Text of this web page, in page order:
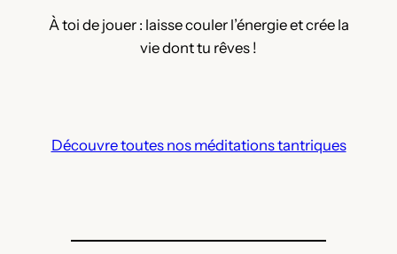
À toi de jouer : laisse couler l’énergie et crée la
vie dont tu rêves !
Découvre toutes nos méditations tantriques